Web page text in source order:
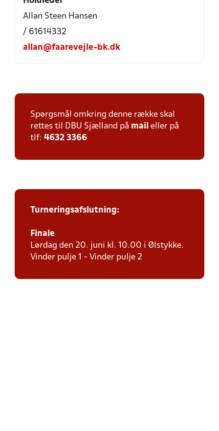
Allan Steen Hansen
/ 61614332
allan@faarevejle-bk.dk
Spørgsmål omkring denne række skal
rettes til DBU Sjælland på mail eller på
tlf: 4632 3366
Turneringsafslutning:
Finale
Lørdag den 20. juni kl. 10.00 i Ølstykke.
Vinder pulje 1 - Vinder pulje 2